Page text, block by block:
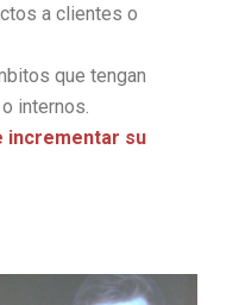
a clientes o
que tengan
internos.
incrementar su